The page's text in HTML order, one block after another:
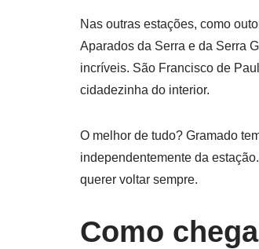
Nas outras estações, como
Aparados da Serra e da Serra
incríveis. São Francisco de
cidadezinha do interior.
O melhor de tudo? Gramado
independentemente da
querer voltar sempre.
Como